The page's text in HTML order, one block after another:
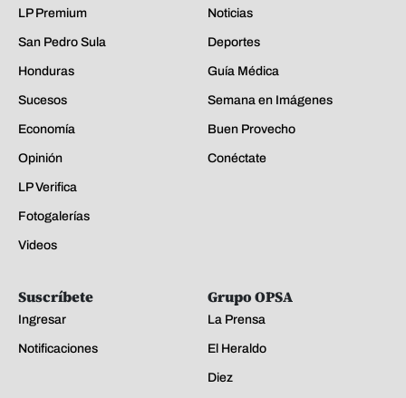
LP Premium
San Pedro Sula
Honduras
Sucesos
Economía
Opinión
LP Verifica
Fotogalerías
Videos
Noticias
Deportes
Guía Médica
Semana en Imágenes
Buen Provecho
Conéctate
Suscríbete
Ingresar
Notificaciones
Grupo OPSA
La Prensa
El Heraldo
Diez